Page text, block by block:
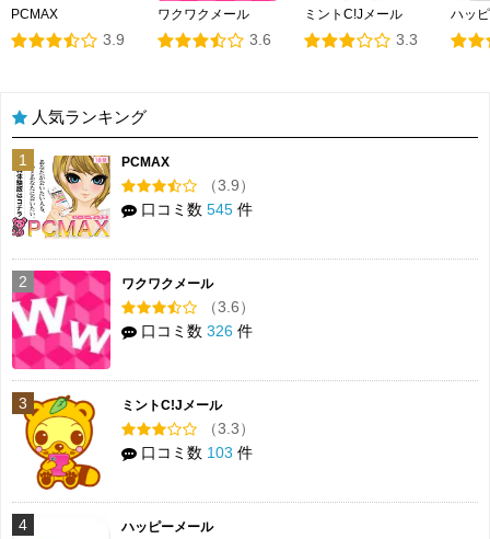
PCMAX
3.9
ワクワクメール
3.6
ミントC!Jメール
3.3
ハッ
人気ランキング
1 PCMAX
（3.9）
口コミ数 545 件
2 ワクワクメール
（3.6）
口コミ数 326 件
3 ミントC!Jメール
（3.3）
口コミ数 103 件
4 ハッピーメール